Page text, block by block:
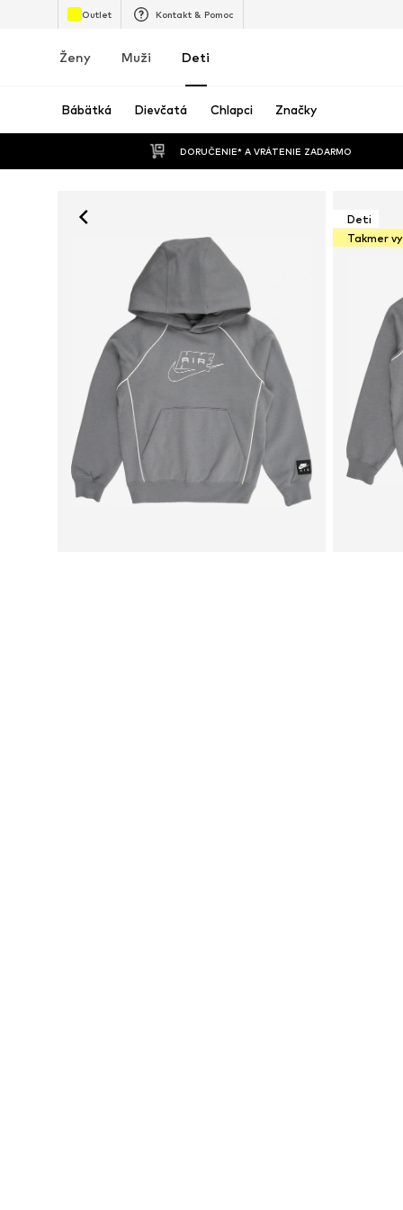
Outlet Kontakt & Pomoc
Ženy Muži Deti
Bábätká Dievčatá Chlapci Značky
DORUČENIE* A VRÁTENIE ZADARMO
Deti
Takmer